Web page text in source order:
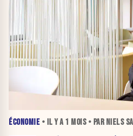
ÉCONOMIE • IL Y A 1 MOIS• PAR NIELS